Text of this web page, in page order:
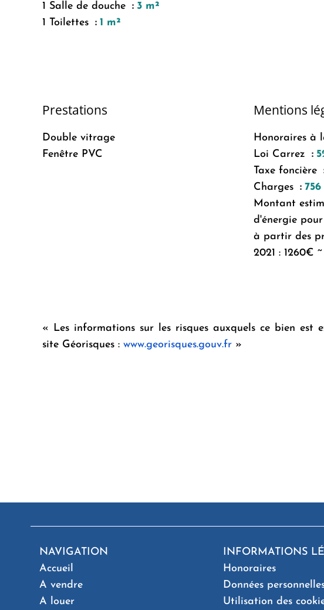
1 Salle de douche
3 m²
1 Toilettes
1 m²
Prestations
Double vitrage
Fenêtre PVC
Mentions
Honoraires à
Loi Carrez
Taxe foncière
Charges
Montant
d'énergie
à partir des
2021 : 1260€
« Les informations sur les risques auxquels ce bien est
site Géorisques : www.georisques.gouv.fr »
NAVIGATION
Accueil
A vendre
A louer
INFORMATIONS
Honoraires
Données
Utilisation des